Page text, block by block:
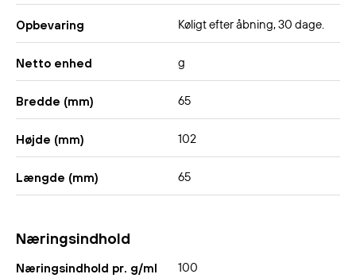
Opbevaring Køligt efter åbning, 30 dage.
Netto enhed g
Bredde (mm) 65
Højde (mm) 102
Længde (mm) 65
Næringsindhold
Næringsindhold pr. g/ml 100